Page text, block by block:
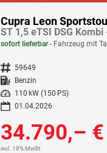
Cupra Leon
ST 1,5 eTSI DSG Kombi
sofort lieferbar Fahrzeug mit
Fahrzeugnr. 59649
Kraftstoff Benzin
Leistung
110 kW (150 PS)
01.04.2026
34.790,– €
incl. 19% MwSt.